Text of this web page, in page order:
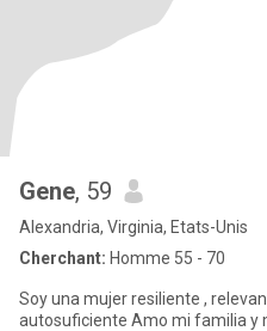
Gene, 59
Alexandria, Virginia, Etats-Unis
Cherchant: Homme 55 - 70
Soy una mujer resiliente , relevante , independiente y
autosuficiente Amo mi familia y